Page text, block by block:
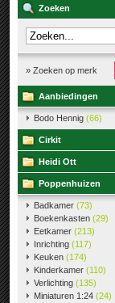
Zoeken
» Zoeken op merk
Aanbiedingen
Bodo Hennig (66)
Cirkit
Heidi Ott
Poppenhuizen
Badkamer (73)
Boekenkasten (29)
Eetkamer (213)
Inrichting (117)
Keuken (174)
Kinderkamer (110)
Verlichting (135)
Miniaturen 1:24 (24)